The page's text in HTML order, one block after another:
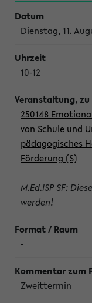
Dienstag, 11.
10-12
250148
von Schule und
pädagogisches
Förderung (S)
M.Ed.ISP SF:
werden!
-
Zweittermin